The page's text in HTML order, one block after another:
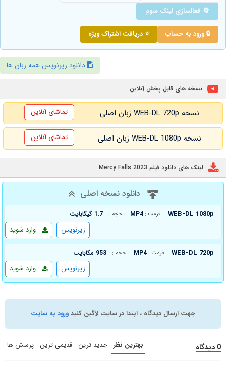
🔄 فعالسازی لینک سوم
🔒 ورود به حساب ⭐ دریافت اشتراک ویژه
دانلود زیرنویس همه زبان ها
نسخه های قابل پخش آنلاین
نسخه WEB-DL 720p زبان اصلی تماشای آنلاین
نسخه WEB-DL 1080p زبان اصلی تماشای آنلاین
لینک های دانلود فیلم Mercy Falls 2023
دانلود نسخه اصلی
WEB-DL 1080p فرمت : MP4 حجم : 1.7 گیگابایت
وارد شوید زیرنویس
WEB-DL 720p فرمت : MP4 حجم : 953 مگابایت
وارد شوید زیرنویس
جهت ارسال دیدگاه ، ابتدا در سایت لاگین کنیدورود به سایت
0 دیدگاه بهترین نظر جدید ترین قدیمی ترین پرسش ها